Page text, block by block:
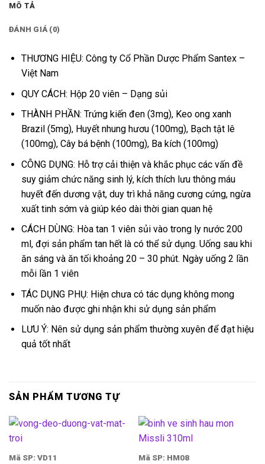
MÔ TẢ
ĐÁNH GIÁ (0)
THƯƠNG HIỆU: Công ty Cổ Phần Dược Phẩm Santex –
Việt Nam
QUY CÁCH: Hộp 20 viên – Dạng sủi
THÀNH PHẦN: Trứng kiến đen (3mg), Keo ong xanh
Brazil (5mg), Huyết nhung hươu (100mg), Bạch tật lê
(100mg), Cây bá bệnh (100mg), Ba kích (100mg)
CÔNG DỤNG: Hỗ trợ cải thiện và khắc phục các vấn đề
suy giảm chức năng sinh lý, kích thích lưu thông máu
huyết đến dương vật, duy trì khả năng cương cứng, ngừa
xuất tinh sớm và giúp kéo dài thời gian quan hệ
CÁCH DÙNG: Hòa tan 1 viên sủi vào trong ly nước 200
ml, đợi sản phẩm tan hết là có thể sử dụng. Uống sau khi
ăn sáng và ăn tối khoảng 20 – 30 phút. Ngày uống 2 lần
mỗi lần 1 viên
TÁC DỤNG PHỤ: Hiện chưa có tác dụng không mong
muốn nào được ghi nhận khi sử dụng sản phẩm
LƯU Ý: Nên sử dụng sản phẩm thường xuyên để đạt hiệu
quả tốt nhất
SẢN PHẨM TƯƠNG TỰ
Mã SP: VD11
Mã SP: HM08